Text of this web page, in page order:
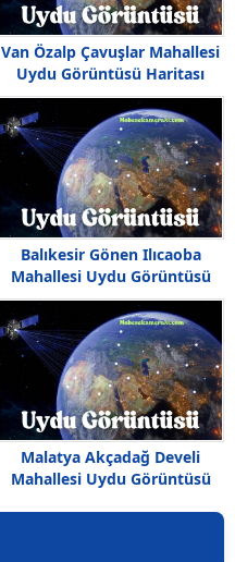
Van Özalp Çavuşlar Mahallesi
Uydu Görüntüsü Haritası
Balıkesir Gönen Ilıcaoba
Mahallesi Uydu Görüntüsü
Malatya Akçadağ Develi
Mahallesi Uydu Görüntüsü